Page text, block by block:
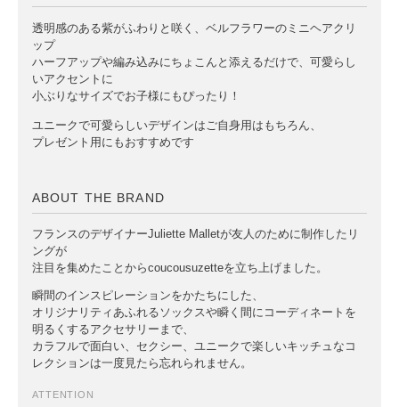
透明感のある紫がふわりと咲く、ベルフラワーのミニヘアクリ
ップ
ハーフアップや編み込みにちょこんと添えるだけで、可愛らし
いアクセントに
小ぶりなサイズでお子様にもぴったり！
ユニークで可愛らしいデザインはご自身用はもちろん、
プレゼント用にもおすすめです
ABOUT THE BRAND
フランスのデザイナーJuliette Malletが友人のために制作したリ
ングが
注目を集めたことからcoucousuzetteを立ち上げました。
瞬間のインスピレーションをかたちにした、
オリジナリティあふれるソックスや瞬く間にコーディネートを
明るくするアクセサリーまで、
カラフルで面白い、セクシー、ユニークで楽しいキッチュなコ
レクションは一度見たら忘れられません。
ATTENTION